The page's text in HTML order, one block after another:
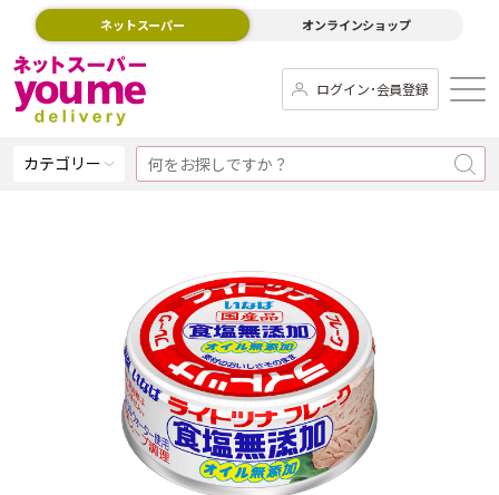
ネットスーパー オンラインショップ
ログイン･会員登録
カテゴリー